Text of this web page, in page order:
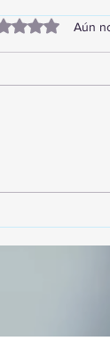
0 de 5Aún